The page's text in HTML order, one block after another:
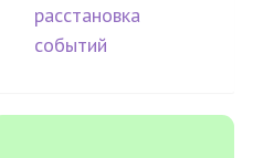
расстановка
событий